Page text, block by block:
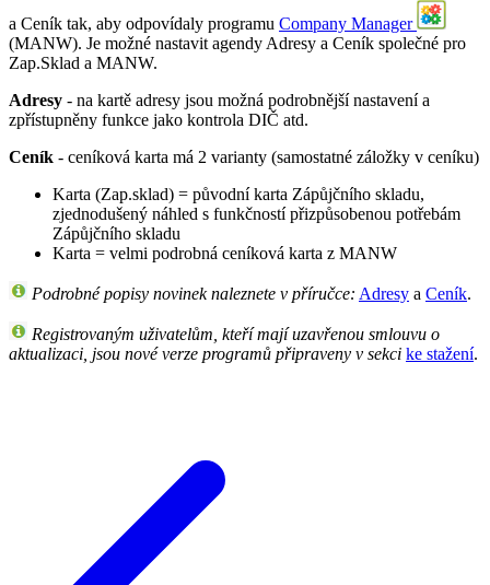
a Ceník tak, aby odpovídaly programu Company Manager
(MANW). Je možné nastavit agendy Adresy a Ceník společné pro
Zap.Sklad a MANW.
Adresy - na kartě adresy jsou možná podrobnější nastavení a
zpřístupněny funkce jako kontrola DIČ atd.
Ceník - ceníková karta má 2 varianty (samostatné záložky v ceníku)
Karta (Zap.sklad) = původní karta Zápůjčního skladu,
zjednodušený náhled s funkčností přizpůsobenou potřebám
Zápůjčního skladu
Karta = velmi podrobná ceníková karta z MANW
Podrobné popisy novinek naleznete v příručce: Adresy a Ceník.
Registrovaným uživatelům, kteří mají uzavřenou smlouvu o
aktualizaci, jsou nové verze programů připraveny v sekci ke stažení.